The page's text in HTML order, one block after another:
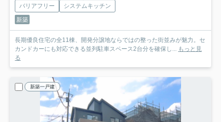
バリアフリー
システムキッチン
新築
長期優良住宅の全11棟、開発分譲地ならではの整った街並みが魅力。セ
カンドカーにも対応できる並列駐車スペース2台分を確保し...
もっと見
る
新築一戸建